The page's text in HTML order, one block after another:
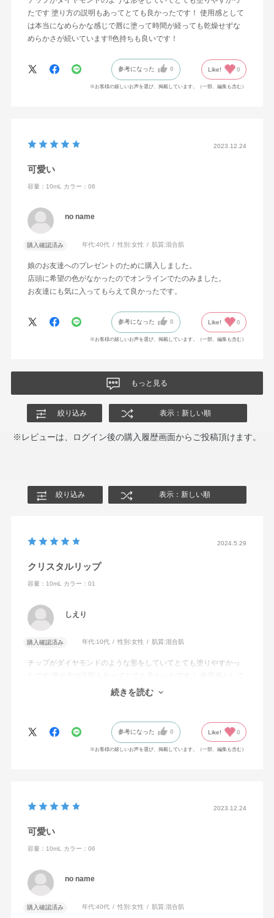
たです 塗り方の説明もあってとても良かったです！ 使用感として
は本当になめらかな感じで唇に塗って時間が経っても乾燥せずな
めらかさが続いています!!色持ちも良いです！
参考になった 0 Like! 0
※お客様の嬉しいお声を選び、掲載しています。（一部、編集も含む）
2023.12.24
可愛い
容量：10mL カラー：06
no name
購入確認済み 年代:40代 性別:女性 肌質:混合肌
娘のお友達へのプレゼントのために購入しました。
店頭に希望の色がなかったのでオンラインでたのみました。
お友達にも気に入ってもらえて良かったです。
参考になった 0 Like! 0
※お客様の嬉しいお声を選び、掲載しています。（一部、編集も含む）
もっと見る
絞り込み 表示：新しい順
※レビューは、ログイン後の購入履歴画面からご投稿頂けます。
絞り込み 表示：新しい順
2024.5.29
クリスタルリップ
容量：10mL カラー：01
しえり
購入確認済み 年代:10代 性別:女性 肌質:混合肌
チップがダイヤモンドのような形をしていてとても塗りやすかっ
は本当になめらかな感じで唇に塗って時間が経っても乾燥せずな
続きを読む
参考になった 0 Like! 0
※お客様の嬉しいお声を選び、掲載しています。（一部、編集も含む）
2023.12.24
可愛い
容量：10mL カラー：06
no name
購入確認済み 年代:40代 性別:女性 肌質:混合肌